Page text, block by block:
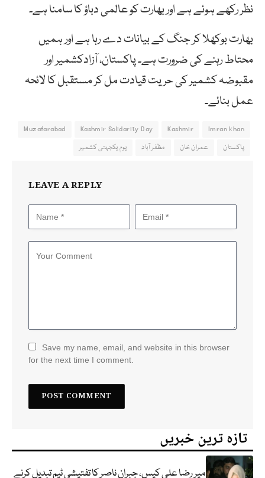
نظر رکھے ہوئے ہے اور بھارت کو عالمی دباؤ کا سامنا ہے۔
بھارت بوکھلا کر جنگ کے بیانات دے رہا ہے اور ہمیں
محتاط رہنے کی ضرورت ہے۔ پاکستان، آزادکشمیر اور
مقبوضہ کشمیر کی حریت قیادت مل کر مستقبل کا لائحہ
عمل بنائے۔
Imran khan
Kashmir
Kashmir Solidarity Day
Muzafarabad
پاکستان
عمران خان مظفر آباد یوم یکجہتی کشمیر
LEAVE A REPLY
Save my name, email, and website in this browser
for the next time I comment.
تازہ ترین خبریں
میر رضا علی کیس، جبران ناصر کا تفتیشی ٹیم تبدیل کرنے